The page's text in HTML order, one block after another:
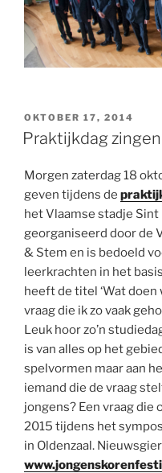
GEPLAATST
OP
OKTOBER 17, 2014
Praktijkdag
Morgen zaterdag 18
geven tijdens de
het Vlaamse stadje Sint
georganiseerd door de
& Stem en is bedoeld
leerkrachten in het
heeft de titel ‘Wat doen
vraag die ik zo vaak
Leuk hoor zo’n
is van alles op het
spelvormen maar aan
iemand die de vraag
jongens? Een vraag die
2015 tijdens het
in Oldenzaal.